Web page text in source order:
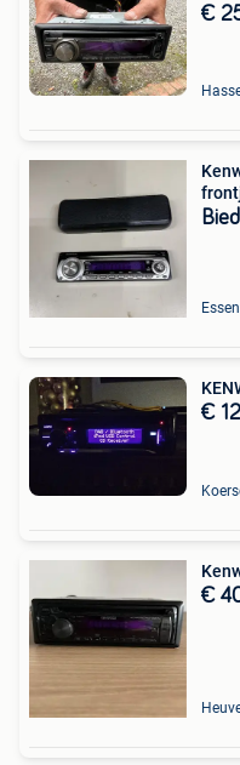
€
€
€